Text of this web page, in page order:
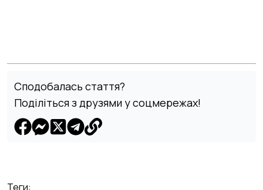
Сподобалась стаття?
Поділіться з друзями у соцмережах!
Теги: